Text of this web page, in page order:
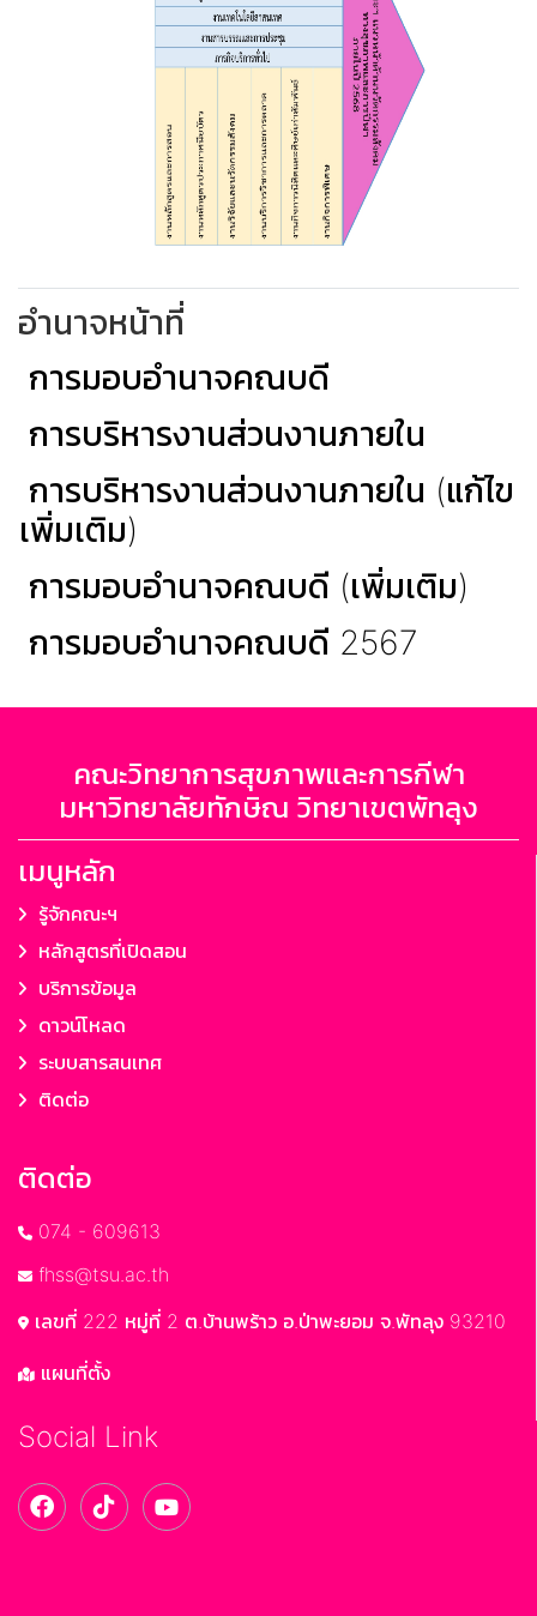
อำนาจหน้าที่
การมอบอำนาจคณบดี
การบริหารงานส่วนงานภายใน
การบริหารงานส่วนงานภายใน (แก้ไข
เพิ่มเติม)
การมอบอำนาจคณบดี (เพิ่มเติม)
การมอบอำนาจคณบดี 2567
คณะวิทยาการสุขภาพและการกีฬา
มหาวิทยาลัยทักษิณ วิทยาเขตพัทลุง
เมนูหลัก
รู้จักคณะฯ
หลักสูตรที่เปิดสอน
บริการข้อมูล
ดาวน์โหลด
ระบบสารสนเทศ
ติดต่อ
ติดต่อ
074 - 609613
fhss@tsu.ac.th
เลขที่ 222 หมู่ที่ 2 ต.บ้านพร้าว อ.ป่าพะยอม จ.พัทลุง 93210
แผนที่ตั้ง
Social Link